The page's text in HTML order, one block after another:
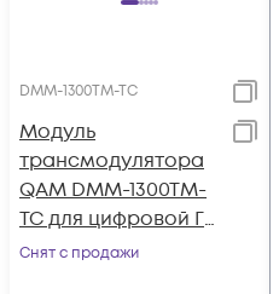
DMM-1300TM-TC
Модуль
трансмодулятора
QAM DMM-1300TM-
TC для цифровой ГС
PBI DMM-1000
Снят с продажи